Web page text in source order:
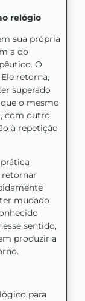
relógio
sua própria
a do
O
retorna,
superado
o mesmo
com outro
à repetição
retornar
mudado
sentido,
produzir a
para